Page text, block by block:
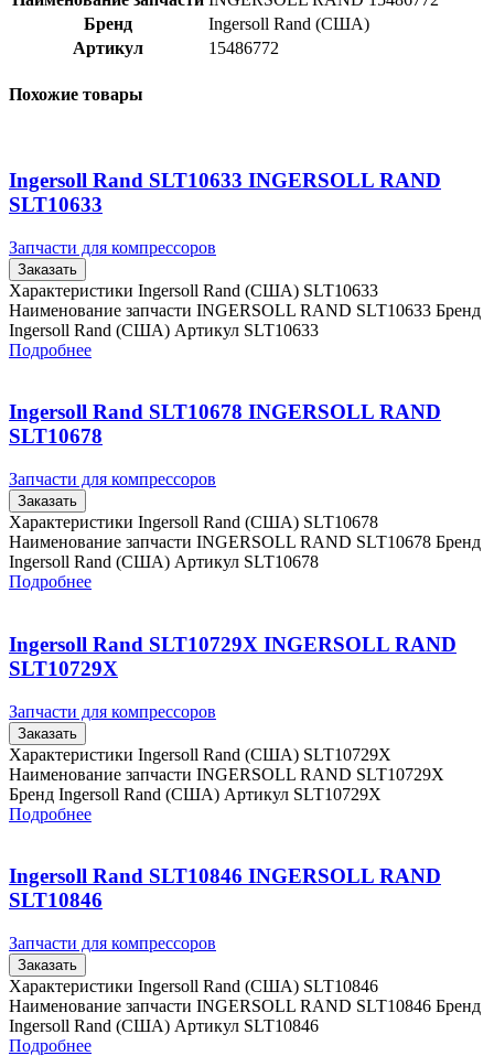
Бренд
Ingersoll Rand (США)
Артикул
15486772
Похожие товары
Ingersoll Rand SLT10633 INGERSOLL RAND
SLT10633
Запчасти для компрессоров
Заказать
Характеристики Ingersoll Rand (США) SLT10633
Наименование запчасти INGERSOLL RAND SLT10633 Бренд
Ingersoll Rand (США) Артикул SLT10633
Подробнее
Ingersoll Rand SLT10678 INGERSOLL RAND
SLT10678
Запчасти для компрессоров
Заказать
Характеристики Ingersoll Rand (США) SLT10678
Наименование запчасти INGERSOLL RAND SLT10678 Бренд
Ingersoll Rand (США) Артикул SLT10678
Подробнее
Ingersoll Rand SLT10729X INGERSOLL RAND
SLT10729X
Запчасти для компрессоров
Заказать
Характеристики Ingersoll Rand (США) SLT10729X
Наименование запчасти INGERSOLL RAND SLT10729X
Бренд Ingersoll Rand (США) Артикул SLT10729X
Подробнее
Ingersoll Rand SLT10846 INGERSOLL RAND
SLT10846
Запчасти для компрессоров
Заказать
Характеристики Ingersoll Rand (США) SLT10846
Наименование запчасти INGERSOLL RAND SLT10846 Бренд
Ingersoll Rand (США) Артикул SLT10846
Подробнее